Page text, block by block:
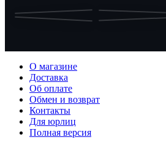
О магазине
Доставка
Об оплате
Обмен и возврат
Контакты
Для юрлиц
Полная версия